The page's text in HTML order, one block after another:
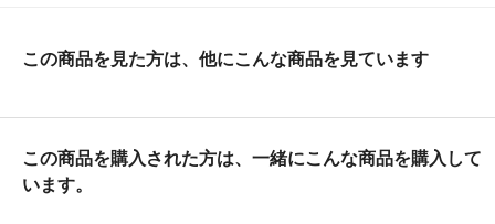
この商品を見た方は、他にこんな商品を見ています
この商品を購入された方は、一緒にこんな商品を購入して
います。